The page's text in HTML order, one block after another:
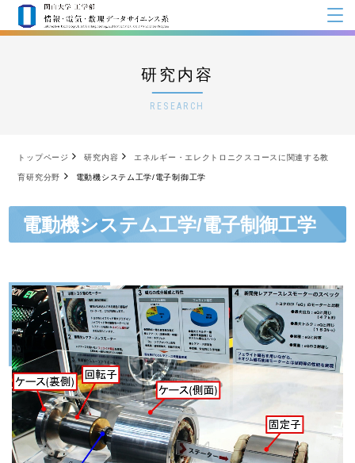
研究内容
RESEARCH
トップページ 研究内容 エネルギー・エレクトロニクスコースに関連する教
育研究分野 電動機システム工学/電子制御工学
電動機システム工学/電子制御工学